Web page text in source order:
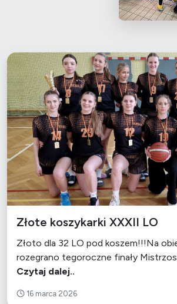
Złote koszykarki XXXII LO
Złoto dla 32 LO pod koszem!!!Na
rozegrano tegoroczne finały
Czytaj dalej..
16 marca 2026